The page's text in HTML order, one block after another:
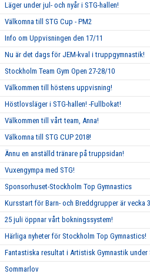
Läger under jul- och nyår i STG-hallen!
Välkomna till STG Cup - PM2
Info om Uppvisningen den 17/11
Nu är det dags för JEM-kval i truppgymnastik!
Stockholm Team Gym Open 27-28/10
Välkommen till höstens uppvisning!
Höstlovsläger i STG-hallen! -Fullbokat!
Välkommen till vårt team, Anna!
Välkomna till STG CUP 2018!
Ännu en anställd tränare på truppsidan!
Vuxengympa med STG!
Sponsorhuset-Stockholm Top Gymnastics
Kursstart för Barn- och Breddgrupper är vecka
25 juli öppnar vårt bokningssystem!
Härliga nyheter för Stockholm Top Gymnastics!
Fantastiska resultat i Artistisk Gymnastik under
Sommarlov